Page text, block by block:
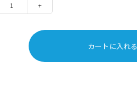
1 +
カートに入れる